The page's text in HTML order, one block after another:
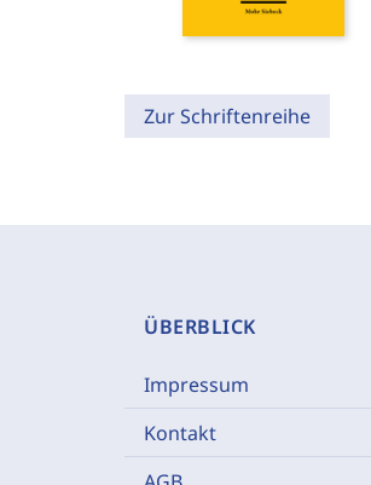
Zur Schriftenreihe
ÜBERBLICK
Impressum
Kontakt